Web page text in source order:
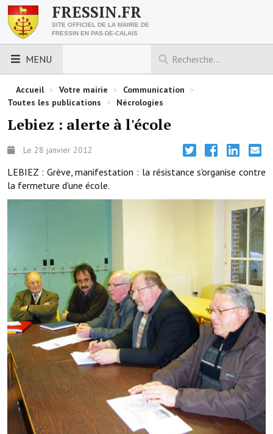
FRESSIN.FR
SITE OFFICIEL DE LA MAIRIE DE
FRESSIN EN PAS-DE-CALAIS
MENU
LES ESSENTIELS
Découvrez Fressin
Urbanisme
Nous contacter
ACCÈS RAPIDE
Démarches administratives
Projets et travaux en cours
Fêtes et manifestations
Numéros d'urgence
Terrains et maisons à vendre
VOTRE MAIRIE
Accueil > Votre mairie > Communication >
Toutes les publications > Nécrologies
Lebiez : alerte à l'école
Le 28 janvier 2012
LEBIEZ : Grève, manifestation : la résistance s'organise contre
la fermeture d'une école.